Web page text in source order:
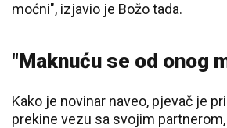
moćni", izjavio je Božo tada.
"Maknuću se od onog
Kako je novinar naveo, pjevač je
prekine vezu sa svojim